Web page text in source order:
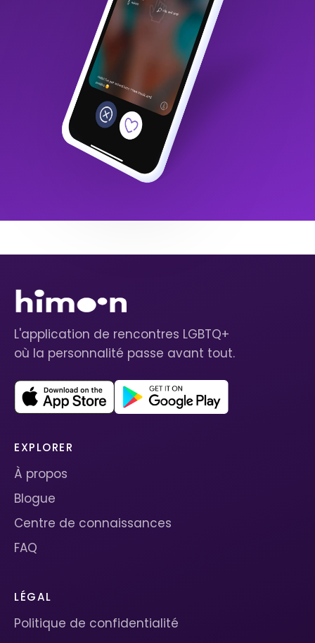
L'application de rencontres LGBTQ+
où la personnalité passe avant tout.
EXPLORER
À propos
Blogue
Centre de connaissances
FAQ
LÉGAL
Politique de confidentialité